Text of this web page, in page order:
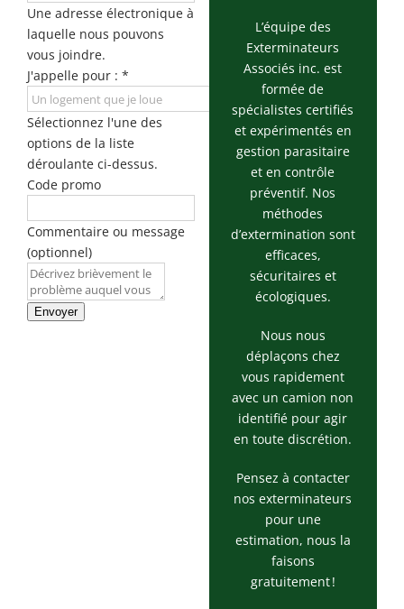
Une adresse électronique à
laquelle nous pouvons
vous joindre.
J'appelle pour : *
Sélectionnez l'une des
options de la liste
déroulante ci-dessus.
Code promo
Commentaire ou message
(optionnel)
Envoyer
L’équipe des
Exterminateurs
Associés inc. est
formée de
spécialistes certifiés
et expérimentés en
gestion parasitaire
et en contrôle
préventif. Nos
méthodes
d’extermination sont
efficaces,
sécuritaires et
écologiques.
Nous nous
déplaçons chez
vous rapidement
avec un camion non
identifié pour agir
en toute discrétion.
Pensez à contacter
nos exterminateurs
pour une
estimation, nous la
faisons
gratuitement !